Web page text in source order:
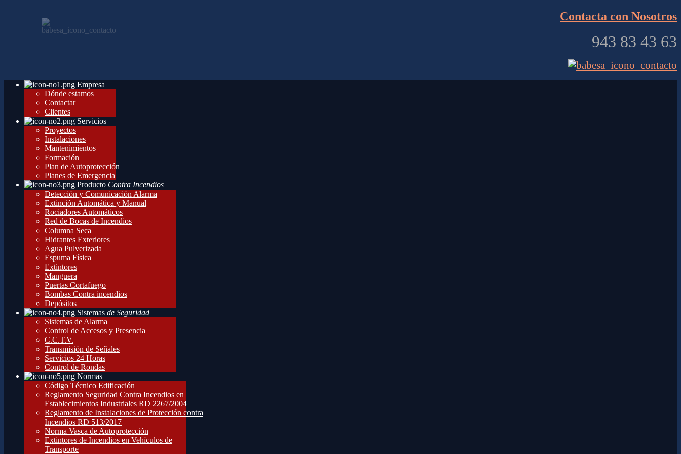
Contacta con Nosotros
943 83 43 63
Empresa
Dónde estamos
Contactar
Clientes
Servicios
Proyectos
Instalaciones
Mantenimientos
Formación
Plan de Autoprotección
Planes de Emergencia
Producto Contra Incendios
Detección y Comunicación Alarma
Extinción Automática y Manual
Rociadores Automáticos
Red de Bocas de Incendios
Columna Seca
Hidrantes Exteriores
Agua Pulverizada
Espuma Física
Extintores
Manguera
Puertas Cortafuego
Bombas Contra incendios
Depósitos
Sistemas de Seguridad
Sistemas de Alarma
Control de Accesos y Presencia
C.C.T.V.
Transmisión de Señales
Servicios 24 Horas
Control de Rondas
Normas
Código Técnico Edificación
Reglamento Seguridad Contra Incendios en
Establecimientos Industriales RD 2267/2004
Reglamento de Instalaciones de Protección contra
Incendios RD 513/2017
Norma Vasca de Autoprotección
Extintores de Incendios en Vehículos de
Transporte